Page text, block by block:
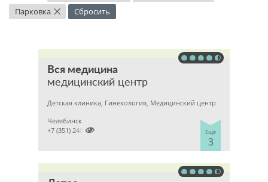
Парковка × Сбросить
Вся медицина
медицинский центр
Детская клиника, Гинекология, Медицинский центр
Ещё
3
Челябинск

+7 (351) 2400303